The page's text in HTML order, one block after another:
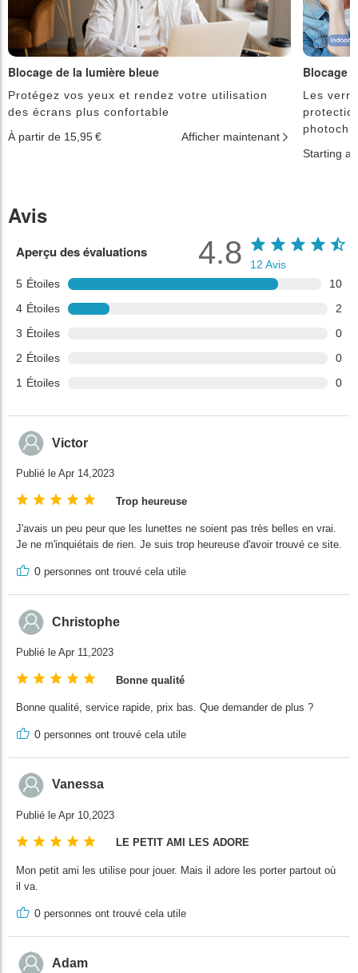
Blocage de la lumière bleue
Protégez vos yeux et rendez votre utilisation
des écrans plus confortable
À partir de 15,95 €
Afficher maintenant
Blocage
Les
Starting at
Avis
Aperçu des évaluations
5 Étoiles
10
4 Étoiles
2
3 Étoiles
0
2 Étoiles
0
1 Étoiles 0
4.8 12 Avis
Victor
Publié le Apr 14,2023
Trop heureuse
J'avais un peu peur que les lunettes ne soient pas très belles en vrai.
Je ne m'inquiétais de rien. Je suis trop heureuse d'avoir trouvé ce site.
0 personnes ont trouvé cela utile
Christophe
Publié le Apr 11,2023
Bonne qualité
Bonne qualité, service rapide, prix bas. Que demander de plus ?
0 personnes ont trouvé cela utile
Vanessa
Publié le Apr 10,2023
LE PETIT AMI LES ADORE
Mon petit ami les utilise pour jouer. Mais il adore les porter partout où
il va.
0 personnes ont trouvé cela utile
Adam